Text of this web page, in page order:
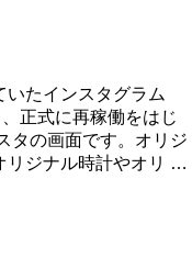
いたインスタグラム
正式に再稼働をはじ
タの画面です。オリジ
リジナル時計やオリ …